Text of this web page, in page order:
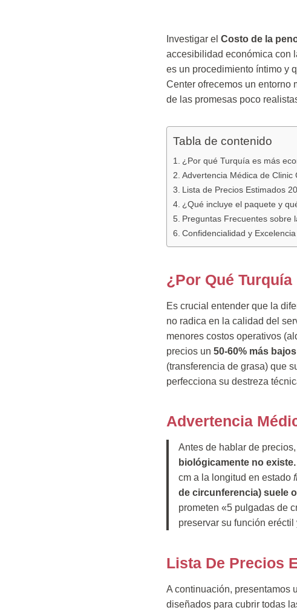
Investigar el Costo de la
accesibilidad económica con
es un procedimiento íntimo y
Center ofrecemos un entorno
de las promesas poco
Tabla de contenido
¿Por qué Turquía es más
Advertencia Médica de Clinic
Lista de Precios Estimados
¿Qué incluye el paquete y
Preguntas Frecuentes sobre
Confidencialidad y
¿Por Qué
Es crucial entender que la
no radica en la calidad del
menores costos operativos
precios un 50-60% más bajos
(transferencia de grasa) que
perfecciona su destreza
Advertencia
Antes de hablar de
biológicamente no existe.
cm a la longitud en estado
de circunferencia) suele
prometen «5 pulgadas de
preservar su función
Lista De Precios
A continuación, presentamos
diseñados para cubrir todas